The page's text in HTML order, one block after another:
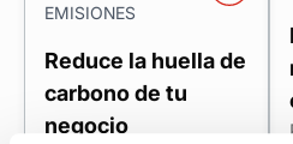
EMISIONES
Reduce la huella de
carbono de tu
negocio